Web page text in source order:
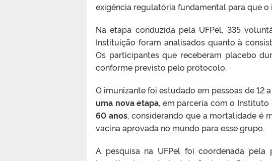
exigência regulatória fundamental para que
Na etapa conduzida pela UFPel, 335
Instituição foram analisados quanto à
Os participantes que receberam placebo
conforme previsto pelo protocolo.
O imunizante foi estudado em pessoas de 12
uma nova etapa, em parceria com o Instituto
60 anos, considerando que a mortalidade é
vacina aprovada no mundo para esse grupo.
A pesquisa na UFPel foi coordenada pela